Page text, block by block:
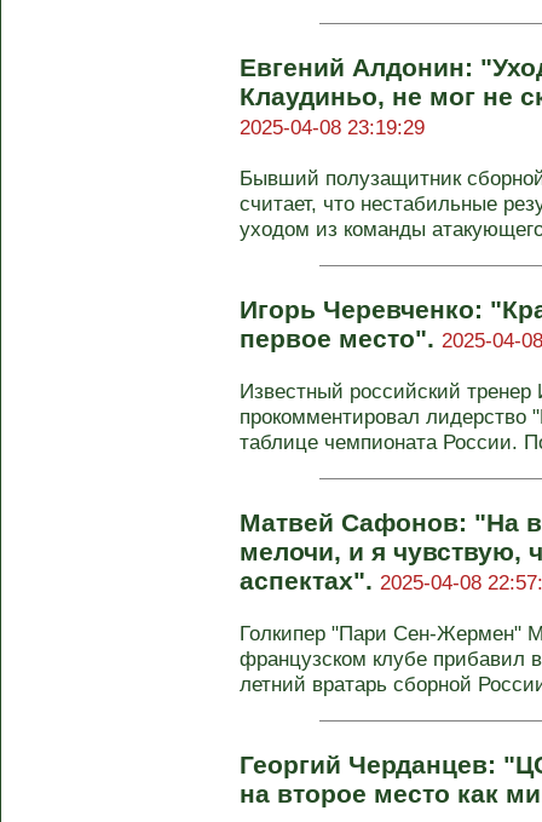
Евгений Алдонин:
Клаудиньо, не мог не
2025-04-08 23:19:29
Бывший полузащитник
считает, что нестабильные
уходом из команды
Игорь Черевченко:
первое место". 2025-04-
Известный российский тренер
прокомментировал лидерство
таблице чемпионата России.
Матвей Сафонов: "На
мелочи, и я чувствую,
аспектах". 2025-04-08
Голкипер "Пари Сен-Жермен"
французском клубе прибавил
летний вратарь сборной
Георгий Черданцев:
на второе место как